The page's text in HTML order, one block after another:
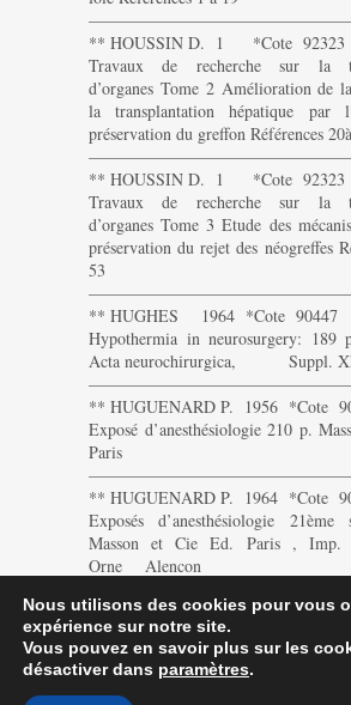
** HOUSSIN D. 1 *Cote
Travaux de recherche sur la
d’organes Tome 2 Amélioration de
la transplantation hépatique par
préservation du greffon Références
** HOUSSIN D. 1 *Cote
Travaux de recherche sur la
d’organes Tome 3 Etude des
préservation du rejet des néogreffes
53
** HUGHES 1964 *Cote 90447
Hypothermia in neurosurgery: 189
Acta neurochirurgica, Suppl.
** HUGUENARD P. 1956 *Cote
Exposé d’anesthésiologie 210 p.
Paris
** HUGUENARD P. 1964 *Cote
Exposés d’anesthésiologie
Masson et Cie Ed. Paris , Imp.
Orne Alencon
Nous utilisons des cookies pour vous
expérience sur notre site.
Vous pouvez en savoir plus sur les
désactiver dans paramètres.